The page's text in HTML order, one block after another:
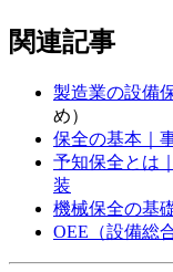
関連記事
製造業の設備
め）
保全の基本｜
予知保全とは
装
機械保全の基
OEE（設備総